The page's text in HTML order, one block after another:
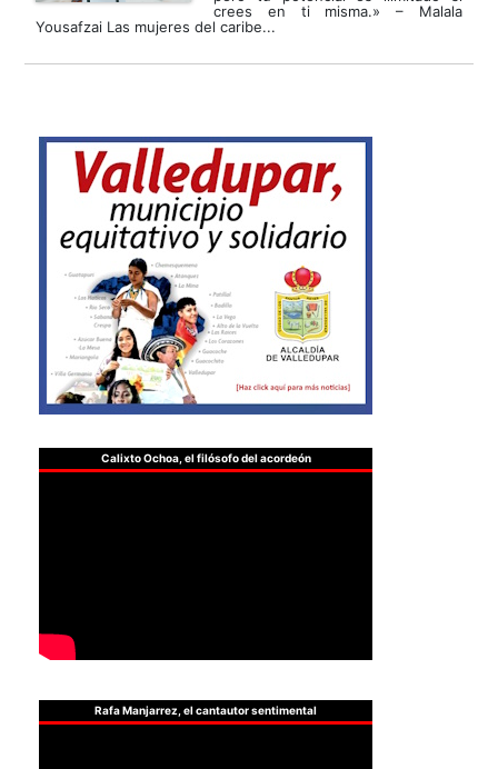
crees en ti misma.» – Malala
Yousafzai Las mujeres del caribe...
Calixto Ochoa, el filósofo del acordeón
Rafa Manjarrez, el cantautor sentimental